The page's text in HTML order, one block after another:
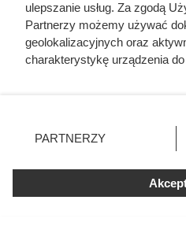
Sprawdziła cenę
razu wzięła
kilogramie jest
ulepszanie usług. Za zgodą
Partnerzy możemy używać
geolokalizacyjnych oraz
charakterystykę urządzenia
zmienić/wycofać klikając
znajdujący się w lewym
rodzaje przetwarzania danych
użytkownika, ale masz prawo
przetwarzaniu. Preferencje
PARTNERZY